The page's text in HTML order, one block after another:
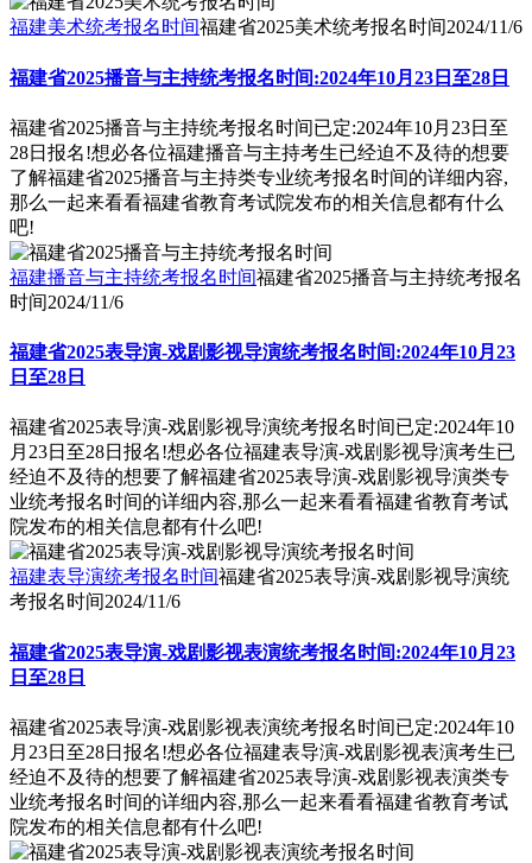
福建美术统考报名时间福建省2025美术统考报名时间2024/11/6
福建省2025播音与主持统考报名时间:2024年10月23日至28日
福建省2025播音与主持统考报名时间已定:2024年10月23日至
28日报名!想必各位福建播音与主持考生已经迫不及待的想要
了解福建省2025播音与主持类专业统考报名时间的详细内容,
那么一起来看看福建省教育考试院发布的相关信息都有什么
吧!
福建播音与主持统考报名时间福建省2025播音与主持统考报名
时间2024/11/6
福建省2025表导演-戏剧影视导演统考报名时间:2024年10月23
日至28日
福建省2025表导演-戏剧影视导演统考报名时间已定:2024年10
月23日至28日报名!想必各位福建表导演-戏剧影视导演考生已
经迫不及待的想要了解福建省2025表导演-戏剧影视导演类专
业统考报名时间的详细内容,那么一起来看看福建省教育考试
院发布的相关信息都有什么吧!
福建表导演统考报名时间福建省2025表导演-戏剧影视导演统
考报名时间2024/11/6
福建省2025表导演-戏剧影视表演统考报名时间:2024年10月23
日至28日
福建省2025表导演-戏剧影视表演统考报名时间已定:2024年10
月23日至28日报名!想必各位福建表导演-戏剧影视表演考生已
经迫不及待的想要了解福建省2025表导演-戏剧影视表演类专
业统考报名时间的详细内容,那么一起来看看福建省教育考试
院发布的相关信息都有什么吧!